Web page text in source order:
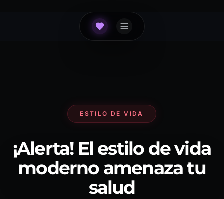
ESTILO DE VIDA
¡Alerta! El estilo de vida
moderno amenaza tu
salud